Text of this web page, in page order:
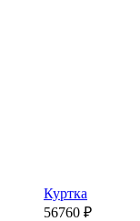
Куртка
56760 ₽